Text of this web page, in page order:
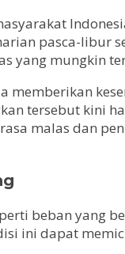
pasca-libur
yang mungkin
memberikan
tersebut kini
malas dan
beban yang
ini dapat